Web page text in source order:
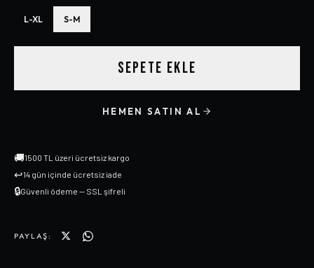
L-XL S-M
SEPETE EKLE
HEMEN SATIN AL
🚚1500 TL üzeri ücretsiz kargo
↩14 gün içinde ücretsiz iade
🔒Güvenli ödeme — SSL şifreli
PAYLAŞ: